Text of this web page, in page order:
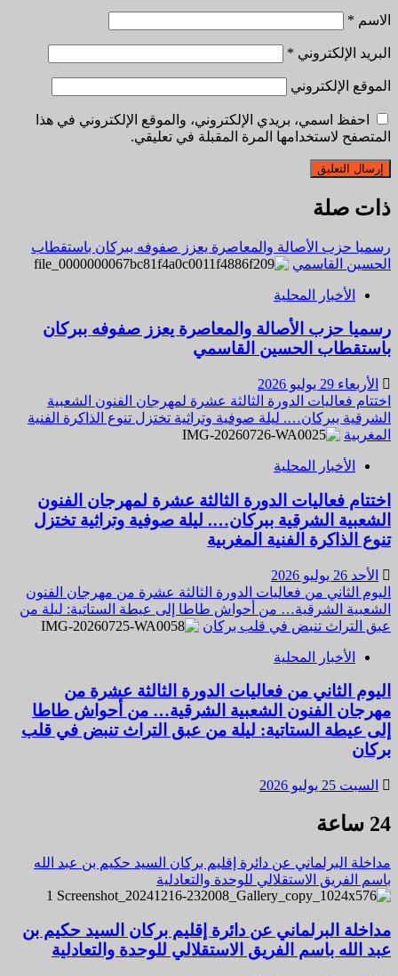
الاسم *
البريد الإلكتروني *
الموقع الإلكتروني
احفظ اسمي، بريدي الإلكتروني، والموقع الإلكتروني في هذا
المتصفح لاستخدامها المرة المقبلة في تعليقي.
ذات صلة
رسميا حزب الأصالة والمعاصرة يعزز صفوفه ببركان باستقطاب
الحسين القاسمي
الأخبار المحلية
رسميا حزب الأصالة والمعاصرة يعزز صفوفه ببركان
باستقطاب الحسين القاسمي
الأربعاء 29 يوليو 2026
اختتام فعاليات الدورة الثالثة عشرة لمهرجان الفنون الشعبية
الشرقية ببركان…. ليلة صوفية وتراثية تختزل تنوع الذاكرة الفنية
المغربية
الأخبار المحلية
اختتام فعاليات الدورة الثالثة عشرة لمهرجان الفنون
الشعبية الشرقية ببركان…. ليلة صوفية وتراثية تختزل
تنوع الذاكرة الفنية المغربية
الأحد 26 يوليو 2026
اليوم الثاني من فعاليات الدورة الثالثة عشرة من مهرجان الفنون
الشعبية الشرقية… من أحواش طاطا إلى عيطة الستاتية: ليلة من
عبق التراث تنبض في قلب بركان
الأخبار المحلية
اليوم الثاني من فعاليات الدورة الثالثة عشرة من
مهرجان الفنون الشعبية الشرقية… من أحواش طاطا
إلى عيطة الستاتية: ليلة من عبق التراث تنبض في قلب
بركان
السبت 25 يوليو 2026
24 ساعة
مداخلة البرلماني عن دائرة إقليم بركان السيد حكيم بن عبد الله
باسم الفريق الاستقلالي للوحدة والتعادلية
1
مداخلة البرلماني عن دائرة إقليم بركان السيد حكيم بن
عبد الله باسم الفريق الاستقلالي للوحدة والتعادلية